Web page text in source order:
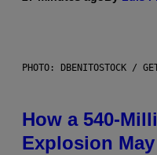
PHOTO: DBENITOSTOCK /
How a 540-
Explosion